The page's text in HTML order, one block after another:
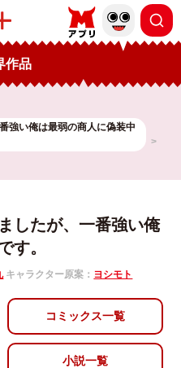
作品
強い俺は最弱の商人に偽装中
したが、一番強い俺
す。
キャラクター原案： ヨシモト
コミックス一覧
小説一覧